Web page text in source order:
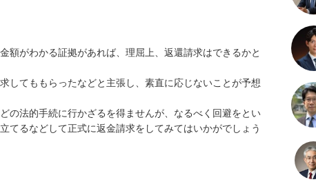
額がわかる証拠があれば、理屈上、返還請求はできるかと
してももらったなどと主張し、素直に応じないことが予想
の法的手続に行かざるを得ませんが、なるべく回避をとい
てるなどして正式に返金請求をしてみてはいかがでしょう